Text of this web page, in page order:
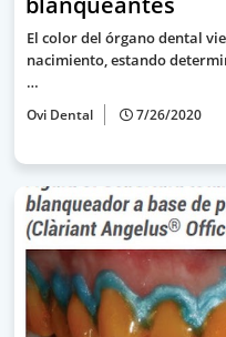
El color del órgano dental
nacimiento, estando
…
Ovi Dental 7/26/2020